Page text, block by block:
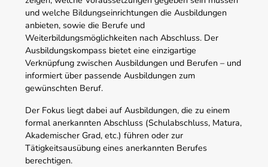
und welche Bildungseinrichtungen die Ausbildungen
anbieten, sowie die Berufe und
Weiterbildungsmöglichkeiten nach Abschluss. Der
Ausbildungskompass bietet eine einzigartige
Verknüpfung zwischen Ausbildungen und Berufen – und
informiert über passende Ausbildungen zum
gewünschten Beruf.
Der Fokus liegt dabei auf Ausbildungen, die zu einem
formal anerkannten Abschluss (Schulabschluss, Matura,
Akademischer Grad, etc.) führen oder zur
Tätigkeitsausübung eines anerkannten Berufes
berechtigen.